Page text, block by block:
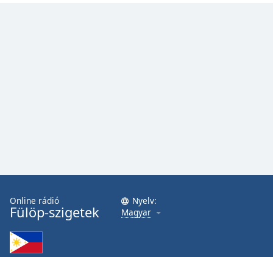
Online rádió
Fülöp-szigetek
Nyelv:
Magyar